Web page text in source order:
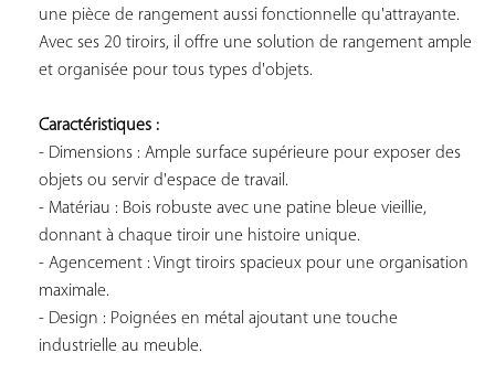
une pièce de rangement aussi fonctionnelle qu'attrayante.
Avec ses 20 tiroirs, il offre une solution de rangement ample
et organisée pour tous types d'objets.
Caractéristiques :
- Dimensions : Ample surface supérieure pour exposer des
objets ou servir d'espace de travail.
- Matériau : Bois robuste avec une patine bleue vieillie,
donnant à chaque tiroir une histoire unique.
- Agencement : Vingt tiroirs spacieux pour une organisation
maximale.
- Design : Poignées en métal ajoutant une touche
industrielle au meuble.